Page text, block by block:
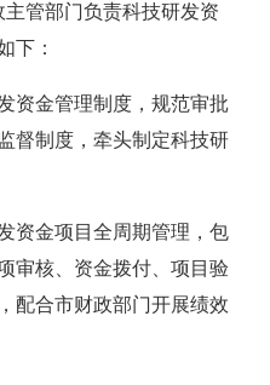
管部门负责科技研发资
下：
金管理制度，规范审批
督制度，牵头制定科技研
金项目全周期管理，包
审核、资金拨付、项目验
配合市财政部门开展绩效